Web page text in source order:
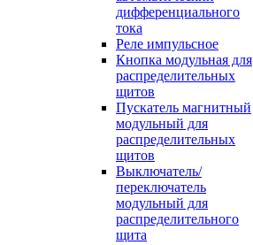
дифференциального
тока
Реле импульсное
Кнопка модульная для
распределительных
щитов
Пускатель магнитный
модульный для
распределительных
щитов
Выключатель/
переключатель
модульный для
распределительного
щита